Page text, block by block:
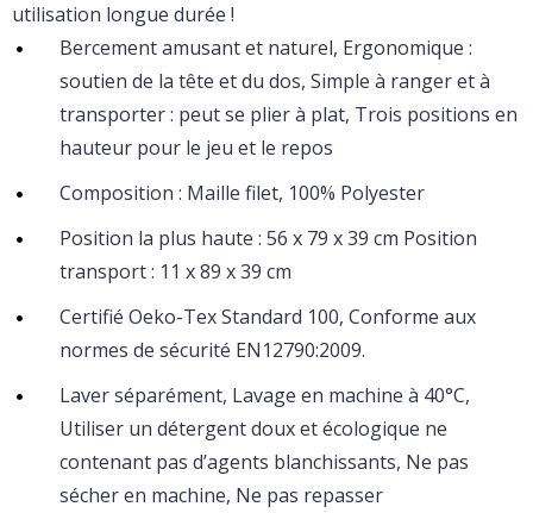
utilisation longue durée !
Bercement amusant et naturel, Ergonomique :
soutien de la tête et du dos, Simple à ranger et à
transporter : peut se plier à plat, Trois positions en
hauteur pour le jeu et le repos
Composition : Maille filet, 100% Polyester
Position la plus haute : 56 x 79 x 39 cm Position
transport : 11 x 89 x 39 cm
Certifié Oeko-Tex Standard 100, Conforme aux
normes de sécurité EN12790:2009.
Laver séparément, Lavage en machine à 40°C,
Utiliser un détergent doux et écologique ne
contenant pas d’agents blanchissants, Ne pas
sécher en machine, Ne pas repasser